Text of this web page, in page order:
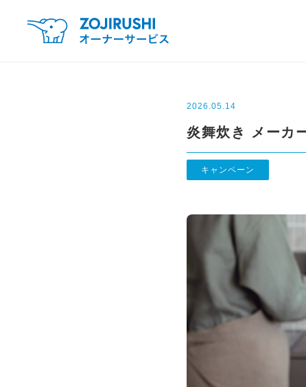
2026.05.14
炎舞炊き メーカ
キャンペーン